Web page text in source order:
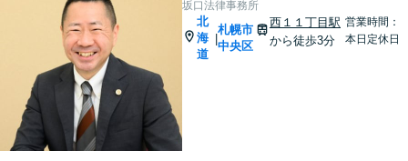
坂口法律事務所
北
海
道
|
札幌市
中央区
西１１丁目駅
から徒歩3分
営業時間：
本日定休日